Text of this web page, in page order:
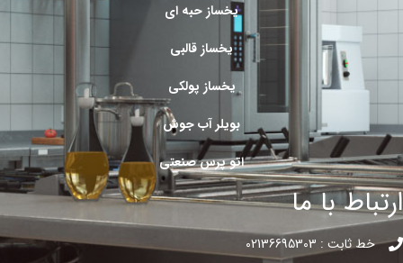
یخساز حبه ای
یخساز قالبی
یخساز پولکی
بویلر آب جوش
اتو پرس صنعتی
ارتباط با ما
خط ثابت : 02136695303